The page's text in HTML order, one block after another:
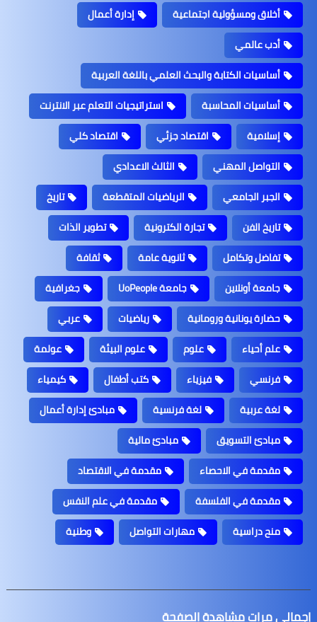
أخلاق ومسؤولية اجتماعية
إدارة أعمال
أدب عالمي
أساسيات الكتابة والبحث العلمي باللغة العربية
أساسيات المحاسبة
استراتيجيات التعلم عبر الانترنت
إسلامية
اقتصاد جزئي
اقتصاد كلي
التواصل المهني
الثالث الاعدادي
الجبر الجامعي
الرياضيات المتقطعة
تاريخ
تاريخ الفن
تجارة الكترونية
تطوير الذات
تفاضل وتكامل
ثانوية عامة
ثقافة
جامعة أونلاين
جامعة UoPeople
جغرافية
حضارة يونانية ورومانية
رياضيات
عربي
علم أحياء
علوم علوم البيئة
عولمة
فرنسي
فيزياء كتب أطفال
كيمياء
لغة عربية
لغة فرنسية
مبادئ إدارة أعمال
مبادئ التسويق
مبادئ مالية
مقدمة في الاحصاء
مقدمة في الاقتصاد
مقدمة في الفلسفة
مقدمة في علم النفس
منح دراسية
مهارات التواصل وطنية
إجمالي مرات مشاهدة الصفحة